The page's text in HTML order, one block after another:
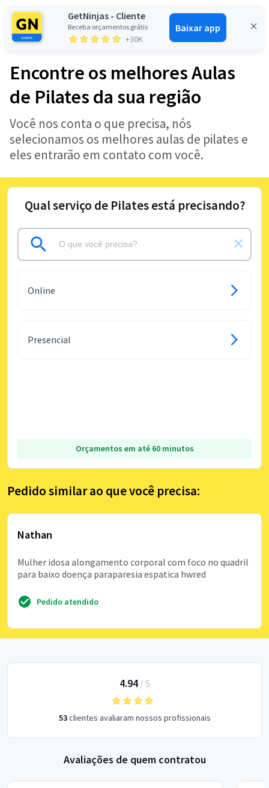
GetNinjas - Cliente
Receba orçamentos grátis
+30K
Baixar app
Entrar
Encontre os melhores Aulas
de Pilates da sua região
Você nos conta o que precisa, nós
selecionamos os melhores aulas de pilates e
eles entrarão em contato com você.
Qual serviço de Pilates está precisando?
Online
Presencial
Orçamentos em até 60 minutos
Pedido similar ao que você precisa:
Nathan
Mulher idosa alongamento corporal com foco no quadril
para baixo doença paraparesia espatica hwred
Pedido atendido
4.94/ 5
53clientes avaliaram nossos profissionais
Avaliações de quem contratou